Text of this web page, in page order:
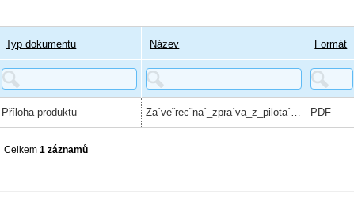
Typ dokumentu Název Formát
Příloha produktu Za´veˇrecˇna´_zpra´va_z_pilota´zˇe_SKK_2021 PDF
Celkem 1 záznamů